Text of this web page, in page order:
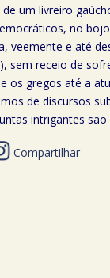
de um livreiro
no
veemente e até
sem receio de
os gregos até a
de discursos
intrigantes
Compartilhar